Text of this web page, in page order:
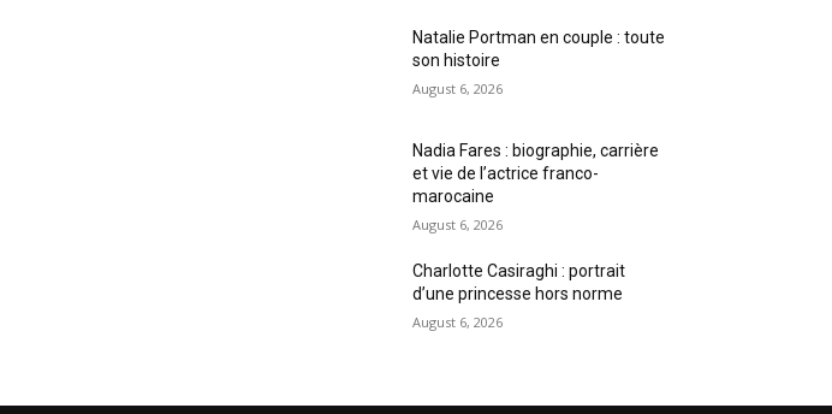
Natalie Portman en couple : toute
son histoire
August 6, 2026
Nadia Fares : biographie, carrière
et vie de l’actrice franco-
marocaine
August 6, 2026
Charlotte Casiraghi : portrait
d’une princesse hors norme
August 6, 2026